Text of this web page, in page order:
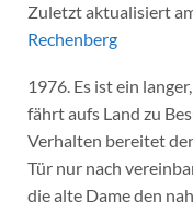
Zuletzt aktualisiert
Rechenberg
1976. Es ist ein
fährt aufs Land zu
Verhalten bereitet
Tür nur nach
die alte Dame den